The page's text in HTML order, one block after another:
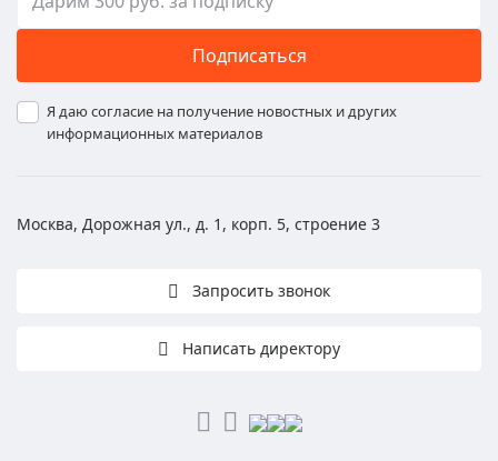
Подписаться
Я даю согласие на получение новостных и других
информационных материалов
Москва, Дорожная ул., д. 1, корп. 5, строение 3
Запросить звонок
Написать директору